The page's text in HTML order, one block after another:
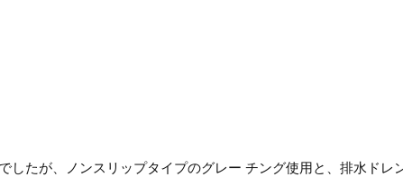
したが、ノンスリップタイプのグレー チング使用と、排水ドレ